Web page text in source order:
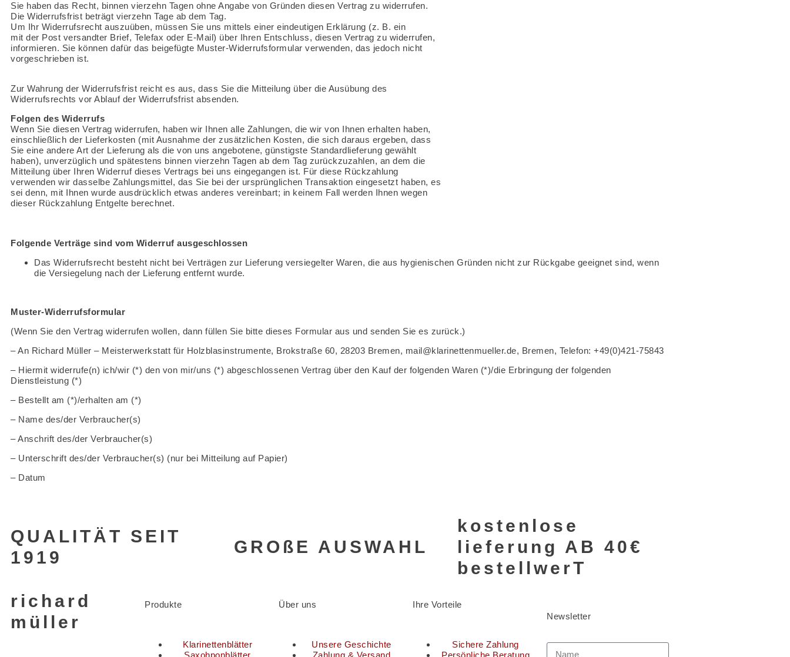
Sie haben das Recht, binnen vierzehn Tagen ohne Angabe von Gründen diesen Vertrag zu widerrufen.
Die Widerrufsfrist beträgt vierzehn Tage ab dem Tag.
Um Ihr Widerrufsrecht auszuüben, müssen Sie uns mittels einer eindeutigen Erklärung (z. B. ein
mit der Post versandter Brief, Telefax oder E-Mail) über Ihren Entschluss, diesen Vertrag zu widerrufen,
informieren. Sie können dafür das beigefügte Muster-Widerrufsformular verwenden, das jedoch nicht
vorgeschrieben ist.
Zur Wahrung der Widerrufsfrist reicht es aus, dass Sie die Mitteilung über die Ausübung des
Widerrufsrechts vor Ablauf der Widerrufsfrist absenden.
Folgen des Widerrufs
Wenn Sie diesen Vertrag widerrufen, haben wir Ihnen alle Zahlungen, die wir von Ihnen erhalten haben,
einschließlich der Lieferkosten (mit Ausnahme der zusätzlichen Kosten, die sich daraus ergeben, dass
Sie eine andere Art der Lieferung als die von uns angebotene, günstigste Standardlieferung gewählt
haben), unverzüglich und spätestens binnen vierzehn Tagen ab dem Tag zurückzuzahlen, an dem die
Mitteilung über Ihren Widerruf dieses Vertrags bei uns eingegangen ist. Für diese Rückzahlung
verwenden wir dasselbe Zahlungsmittel, das Sie bei der ursprünglichen Transaktion eingesetzt haben, es
sei denn, mit Ihnen wurde ausdrücklich etwas anderes vereinbart; in keinem Fall werden Ihnen wegen
dieser Rückzahlung Entgelte berechnet.
Folgende Verträge sind vom Widerruf ausgeschlossen
Das Widerrufsrecht besteht nicht bei Verträgen zur Lieferung versiegelter Waren, die aus hygienischen Gründen nicht zur Rückgabe geeignet sind, wenn
die Versiegelung nach der Lieferung entfernt wurde.
Muster-Widerrufsformular
(Wenn Sie den Vertrag widerrufen wollen, dann füllen Sie bitte dieses Formular aus und senden Sie es zurück.)
– An Richard Müller – Meisterwerkstatt für Holzblasinstrumente, Brokstraße 60, 28203 Bremen, mail@klarinettenmueller.de, Bremen, Telefon: +49(0)421-75843
– Hiermit widerrufe(n) ich/wir (*) den von mir/uns (*) abgeschlossenen Vertrag über den Kauf der folgenden Waren (*)/die Erbringung der folgenden
Dienstleistung (*)
– Bestellt am (*)/erhalten am (*)
– Name des/der Verbraucher(s)
– Anschrift des/der Verbraucher(s)
– Unterschrift des/der Verbraucher(s) (nur bei Mitteilung auf Papier)
– Datum
QUALITÄT SEIT
1919
GROßE AUSWAHL
kostenlose
lieferung AB 40€
bestellwerT
richard
müller
Produkte
Klarinettenblätter
Saxohponblätter
Über uns
Unsere Geschichte
Zahlung & Versand
Ihre Vorteile
Sichere Zahlung
Persönliche Beratung
Newsletter